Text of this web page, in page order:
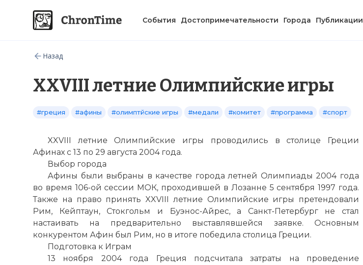
События Достопримечательности Города Публикации
Назад
XXVIII летние Олимпийские игры
#греция #афины #олимптйские игры #медали #комитет #программа #спорт
XXVIII летние Олимпийские игры проводились в столице Греции
Афинах с 13 по 29 августа 2004 года.
Выбор города
Афины были выбраны в качестве города летней Олимпиады 2004 года
во время 106-ой сессии МОК, проходившей в Лозанне 5 сентября 1997 года.
Также на право принять XXVIII летние Олимпийские игры претендовали
Рим, Кейптаун, Стокгольм и Буэнос-Айрес, а Санкт-Петербург не стал
настаивать на предварительно выставлявшейся заявке. Основным
конкурентом Афин был Рим, но в итоге победила столица Греции.
Подготовка к Играм
13 ноября 2004 года Греция подсчитала затраты на проведение